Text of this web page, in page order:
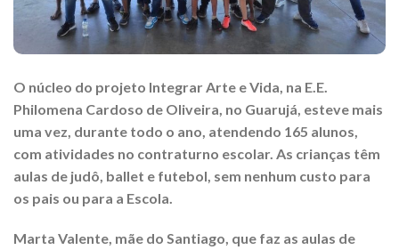
O núcleo do projeto Integrar Arte e Vida, na E.E.
Philomena Cardoso de Oliveira, no Guarujá, esteve mais
uma vez, durante todo o ano, atendendo 165 alunos,
com atividades no contraturno escolar. As crianças têm
aulas de judô, ballet e futebol, sem nenhum custo para
os pais ou para a Escola.
Marta Valente, mãe do Santiago, que faz as aulas de